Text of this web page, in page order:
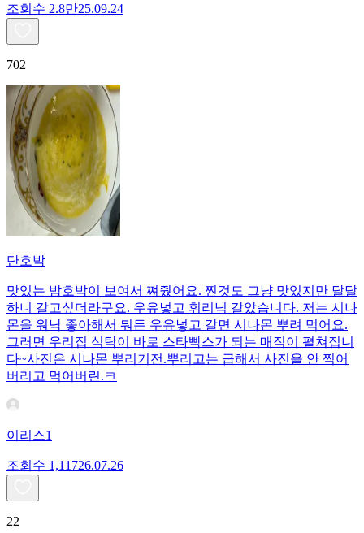
조회수 2.8만25.09.24
702
단호박
맛있는 밤호박이 보여서 쪄줬어요. 찐것도 그냥 맛있지만 달달
하니 갈고싶더라구요. 우유넣고 휘리닉 갈았습니다. 저는 시나
몬을 워낙 좋아해서 뭐든 우유넣고 갈면 시나몬 뿌려 먹어요.
그러면 우리집 식탁이 바로 스타빡스가 되는 매직이 펼쳐집니
다~사진은 시나몬 뿌리기전.뿌리고는 급해서 사진을 안 찍어
버리고 먹어버린.ㅋ
이리스1
조회수 1,11726.07.26
22